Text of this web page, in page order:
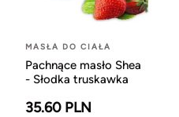
MASŁA DO CIAŁA
Pachnące masło Shea
- Słodka truskawka
35.60 PLN